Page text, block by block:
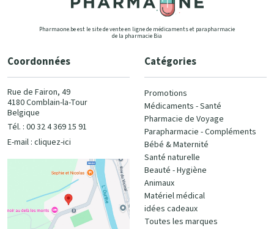
Pharmaone.be est le site de vente en ligne de médicaments et parapharmacie
de la pharmacie Bia
Coordonnées
Rue de Fairon, 49
4180 Comblain-la-Tour
Belgique
Tél. : 00 32 4 369 15 91
E-mail : cliquez-ici
Catégories
Promotions
Médicaments - Santé
Pharmacie de Voyage
Parapharmacie - Compléments
Bébé & Maternité
Santé naturelle
Beauté - Hygiène
Animaux
Matériel médical
idées cadeaux
Toutes les marques